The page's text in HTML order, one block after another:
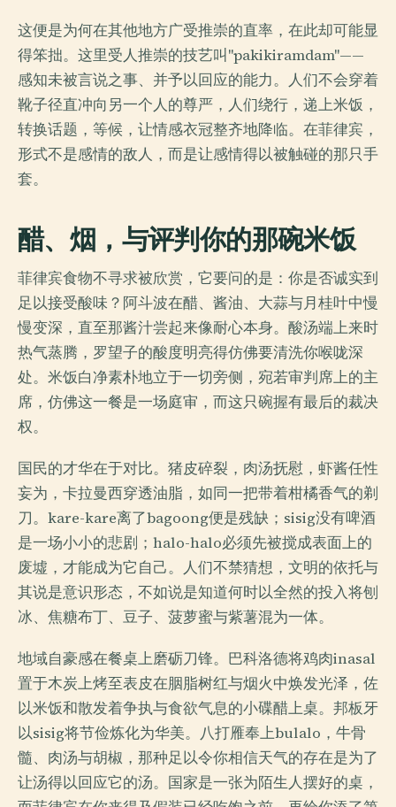
这便是为何在其他地方广受推崇的直率，在此却可能显
得笨拙。这里受人推崇的技艺叫"pakikiramdam"——
感知未被言说之事、并予以回应的能力。人们不会穿着
靴子径直冲向另一个人的尊严，人们绕行，递上米饭，
转换话题，等候，让情感衣冠整齐地降临。在菲律宾，
形式不是感情的敌人，而是让感情得以被触碰的那只手
套。
醋、烟，与评判你的那碗米饭
菲律宾食物不寻求被欣赏，它要问的是：你是否诚实到
足以接受酸味？阿斗波在醋、酱油、大蒜与月桂叶中慢
慢变深，直至那酱汁尝起来像耐心本身。酸汤端上来时
热气蒸腾，罗望子的酸度明亮得仿佛要清洗你喉咙深
处。米饭白净素朴地立于一切旁侧，宛若审判席上的主
席，仿佛这一餐是一场庭审，而这只碗握有最后的裁决
权。
国民的才华在于对比。猪皮碎裂，肉汤抚慰，虾酱任性
妄为，卡拉曼西穿透油脂，如同一把带着柑橘香气的剃
刀。kare-kare离了bagoong便是残缺；sisig没有啤酒
是一场小小的悲剧；halo-halo必须先被搅成表面上的
废墟，才能成为它自己。人们不禁猜想，文明的依托与
其说是意识形态，不如说是知道何时以全然的投入将刨
冰、焦糖布丁、豆子、菠萝蜜与紫薯混为一体。
地域自豪感在餐桌上磨砺刀锋。巴科洛德将鸡肉inasal
置于木炭上烤至表皮在胭脂树红与烟火中焕发光泽，佐
以米饭和散发着争执与食欲气息的小碟醋上桌。邦板牙
以sisig将节俭炼化为华美。八打雁奉上bulalo，牛骨
髓、肉汤与胡椒，那种足以令你相信天气的存在是为了
让汤得以回应它的汤。国家是一张为陌生人摆好的桌，